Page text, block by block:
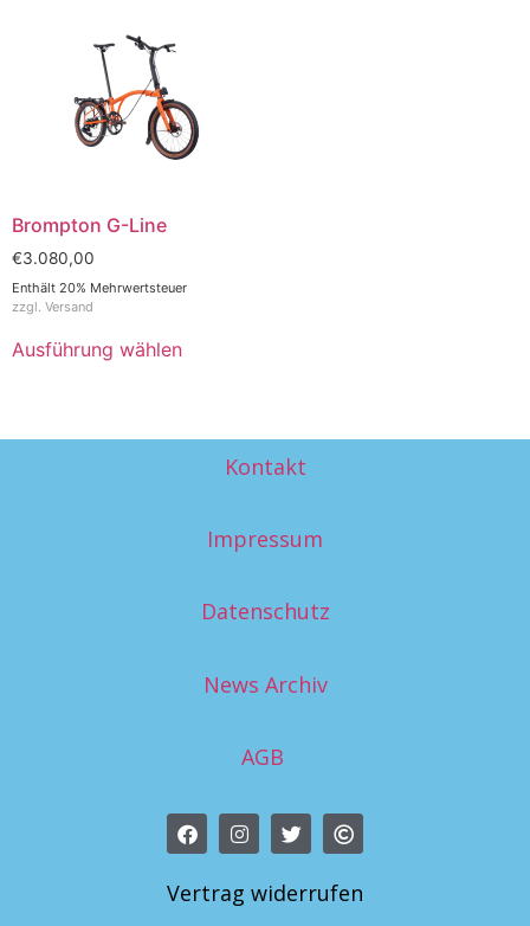
Brompton G-Line
€3.080,00
Enthält 20% Mehrwertsteuer
zzgl. Versand
Ausführung wählen
Kontakt
Impressum
Datenschutz
News Archiv
AGB
Vertrag widerrufen